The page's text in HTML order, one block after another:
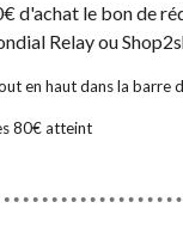
d'achat le bon de
Relay ou
en haut dans la barre
80€ atteint